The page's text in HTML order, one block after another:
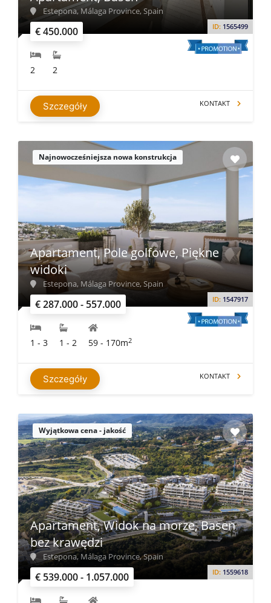
€ 450.000 ID: 1565499
Estepona, Málaga Province, Spain
2 2
Szczegóły KONTAKT
Najnowocześniejsza nowa konstrukcja
€ 287.000 - 557.000 ID: 1547917
Apartament, Pole golfowe, Piękne
widoki
Estepona, Málaga Province, Spain
1 - 3 1 - 2 59 - 170m2
Szczegóły KONTAKT
Wyjątkowa cena - jakość
€ 539.000 - 1.057.000 ID: 1559618
Apartament, Widok na morze, Basen
bez krawędzi
Estepona, Málaga Province, Spain